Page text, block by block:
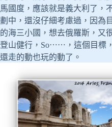
馬國度，應該就是義大利了，
劃中，還沒仔細考慮過，因為
的海三小國，想去俄羅斯，又
登山健行，So⋯⋯，這個目標
還走的動也玩的動了。